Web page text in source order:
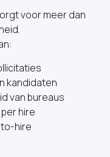
voor meer dan
kandidaten
van bureaus
hire
hire